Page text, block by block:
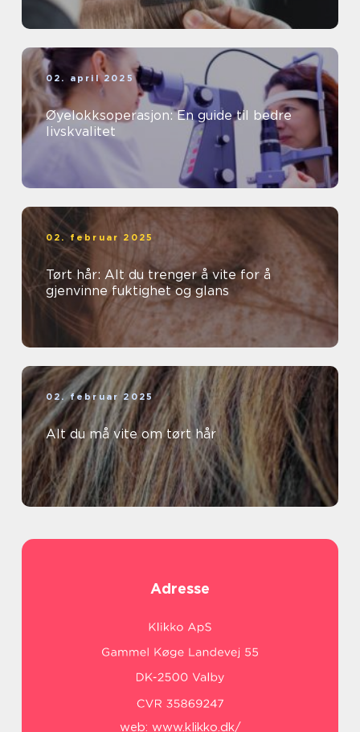
02. april 2025
Øyelokksoperasjon: En guide til bedre
livskvalitet
02. februar 2025
Tørt hår: Alt du trenger å vite for å
gjenvinne fuktighet og glans
02. februar 2025
Alt du må vite om tørt hår
Adresse
web: www.klikko.dk/